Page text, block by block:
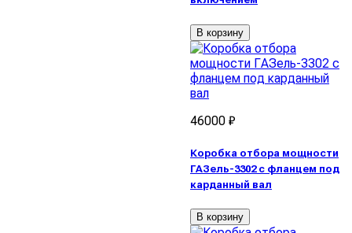
В корзину
46000 ₽
Коробка отбора мощности
ГАЗель-3302 с фланцем под
карданный вал
В корзину